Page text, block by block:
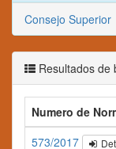
Consejo Superior
Resultados de
Numero de
573/2017